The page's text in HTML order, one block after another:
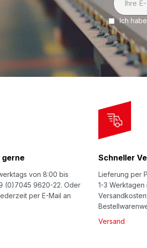
f
e
w
s
Ich
gerne
von 8:00 bis
(0)7045 9620-22. Oder
per E-Mail an
Schneller
Lieferung per
1-3 Werktagen
Versand